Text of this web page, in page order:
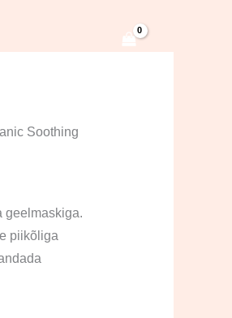
Soothing
geelmaskiga.
piikõliga